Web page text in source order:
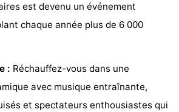
est devenu un événement
chaque année plus de 6 000
: Réchauffez-vous dans une
avec musique entraînante,
et spectateurs enthousiastes qui